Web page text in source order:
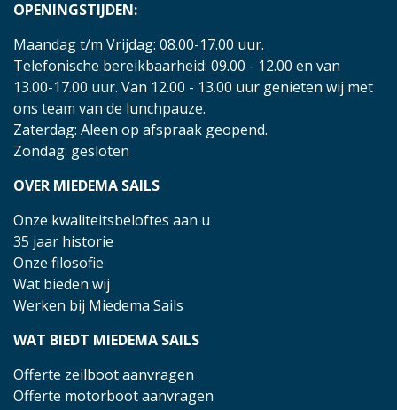
OPENINGSTIJDEN:
Maandag t/m Vrijdag: 08.00-17.00 uur.
Telefonische bereikbaarheid: 09.00 - 12.00 en van
13.00-17.00 uur. Van 12.00 - 13.00 uur genieten wij met
ons team van de lunchpauze.
Zaterdag: Aleen op afspraak geopend.
Zondag: gesloten
OVER MIEDEMA SAILS
Onze kwaliteitsbeloftes aan u
35 jaar historie
Onze filosofie
Wat bieden wij
Werken bij Miedema Sails
WAT BIEDT MIEDEMA SAILS
Offerte zeilboot aanvragen
Offerte motorboot aanvragen